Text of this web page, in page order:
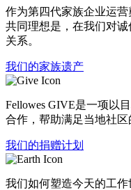
作为第四代家族企业运
共同理想是，在我们对
关系。
我们的家族遗产
Fellowes GIVE是一项以
合作，帮助满足当地社区
我们的捐赠计划
我们如何塑造今天的工